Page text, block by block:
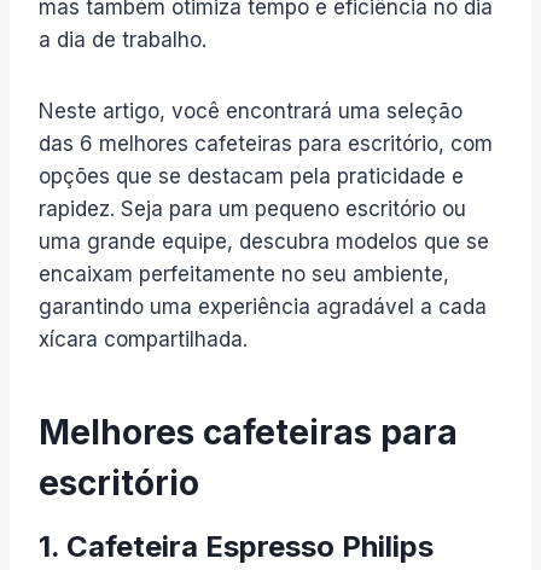
mas também otimiza tempo e eficiência no dia
a dia de trabalho.
Neste artigo, você encontrará uma seleção
das 6 melhores cafeteiras para escritório, com
opções que se destacam pela praticidade e
rapidez. Seja para um pequeno escritório ou
uma grande equipe, descubra modelos que se
encaixam perfeitamente no seu ambiente,
garantindo uma experiência agradável a cada
xícara compartilhada.
Melhores cafeteiras para
escritório​
1. Cafeteira Espresso Philips